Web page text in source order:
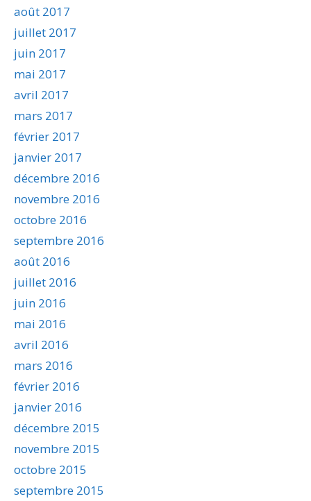
août 2017
juillet 2017
juin 2017
mai 2017
avril 2017
mars 2017
février 2017
janvier 2017
décembre 2016
novembre 2016
octobre 2016
septembre 2016
août 2016
juillet 2016
juin 2016
mai 2016
avril 2016
mars 2016
février 2016
janvier 2016
décembre 2015
novembre 2015
octobre 2015
septembre 2015